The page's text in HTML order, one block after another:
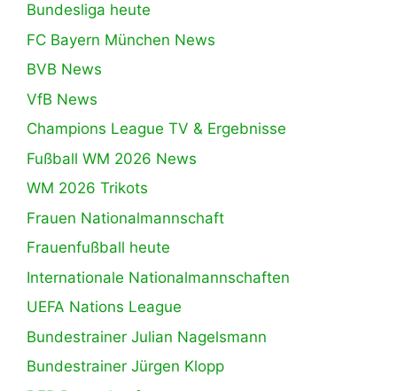
Bundesliga heute
FC Bayern München News
BVB News
VfB News
Champions League TV & Ergebnisse
Fußball WM 2026 News
WM 2026 Trikots
Frauen Nationalmannschaft
Frauenfußball heute
Internationale Nationalmannschaften
UEFA Nations League
Bundestrainer Julian Nagelsmann
Bundestrainer Jürgen Klopp